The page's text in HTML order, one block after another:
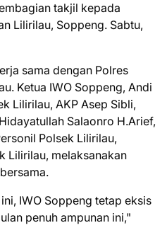
takjil kepada
Lilirilau, Soppeng. Sabtu,
sama dengan Polres
Ketua IWO Soppeng, Andi
Lilirilau, AKP Asep Sibli,
Salaonro H.Arief,
Polsek Lilirilau,
Lilirilau, melaksanakan
IWO Soppeng tetap eksis
penuh ampunan ini,"